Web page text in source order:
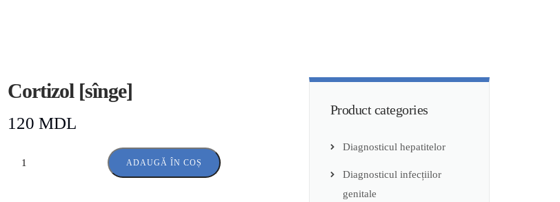
Cortizol [sînge]
120 MDL
ADAUGĂ ÎN COȘ
Product categories
Diagnosticul hepatitelor
Diagnosticul infecțiilor
genitale